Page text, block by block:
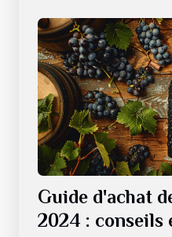
Guide d'achat
2024 : conseils